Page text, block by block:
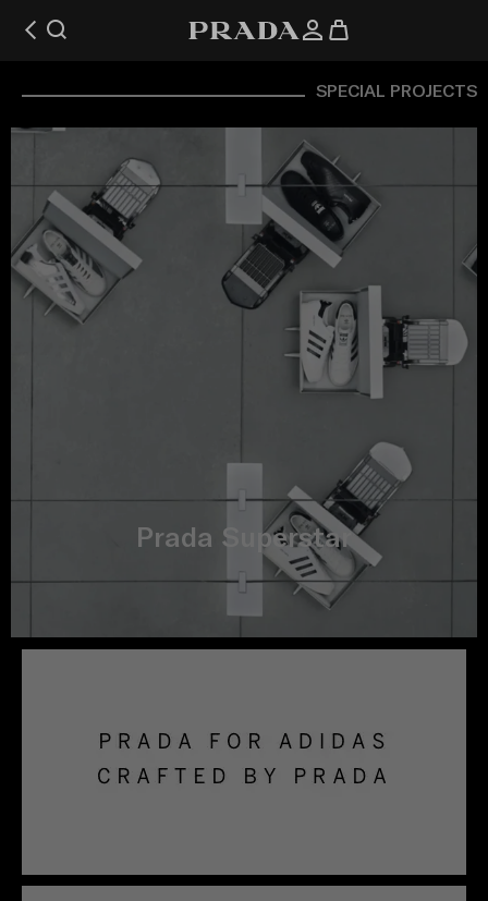
SPECIAL PROJECTS
Prada Superstar